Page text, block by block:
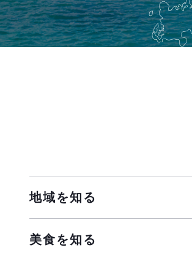
地域を知る
美食を知る